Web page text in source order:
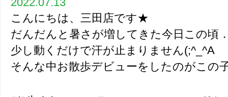
こんにちは、三田店です★
だんだんと暑さが増してきた今日この頃
少し動くだけで汗が止まりません(;^_^A
そんな中お散歩デビューをしたのがこの